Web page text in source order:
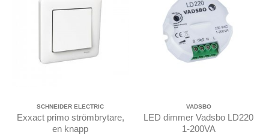
SCHNEIDER ELECTRIC
Exxact primo strömbrytare,
en knapp
VADSBO
LED dimmer Vadsbo LD220
1-200VA